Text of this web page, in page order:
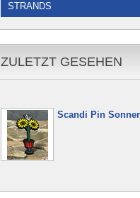
STRANDS
ZULETZT GESEHEN
Scandi Pin